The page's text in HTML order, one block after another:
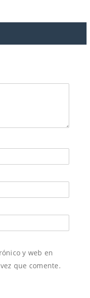
y web en
que comente.